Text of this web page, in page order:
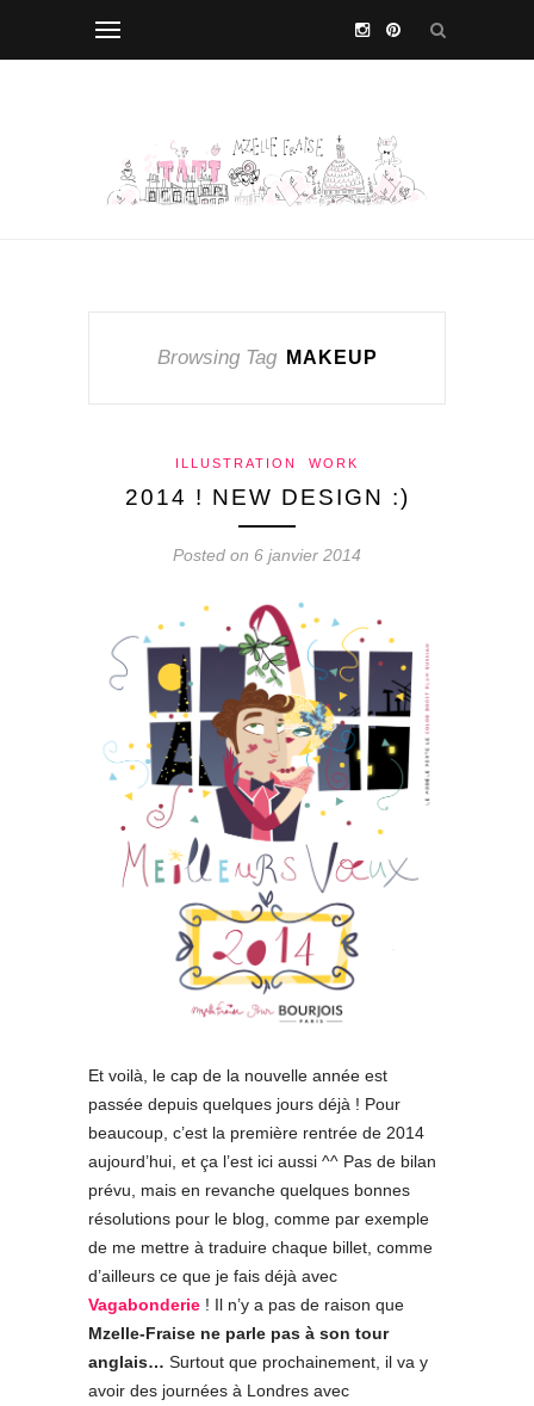
Browsing Tag MAKEUP
ILLUSTRATION WORK
2014 ! NEW DESIGN :)
Posted on 6 janvier 2014
Et voilà, le cap de la nouvelle année est
passée depuis quelques jours déjà ! Pour
beaucoup, c’est la première rentrée de 2014
aujourd’hui, et ça l’est ici aussi ^^ Pas de bilan
prévu, mais en revanche quelques bonnes
résolutions pour le blog, comme par exemple
de me mettre à traduire chaque billet, comme
d’ailleurs ce que je fais déjà avec
Vagabonderie ! Il n’y a pas de raison que
Mzelle-Fraise ne parle pas à son tour
anglais… Surtout que prochainement, il va y
avoir des journées à Londres avec